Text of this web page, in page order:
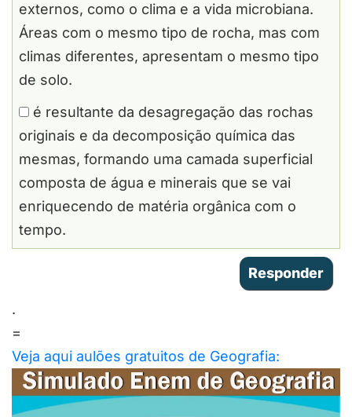
externos, como o clima e a vida microbiana.
Áreas com o mesmo tipo de rocha, mas com
climas diferentes, apresentam o mesmo tipo
de solo.
é resultante da desagregação das rochas
originais e da decomposição química das
mesmas, formando uma camada superficial
composta de água e minerais que se vai
enriquecendo de matéria orgânica com o
tempo.
.
=
Veja aqui aulões gratuitos de Geografia: